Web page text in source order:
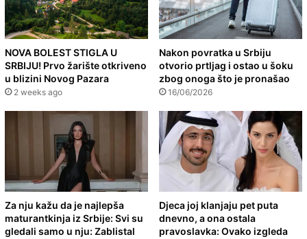
NOVA BOLEST STIGLA U
SRBIJU! Prvo žarište otkriveno
u blizini Novog Pazara
2 weeks ago
Nakon povratka u Srbiju
otvorio prtljag i ostao u šoku
zbog onoga što je pronašao
16/06/2026
Za nju kažu da je najlepša
maturantkinja iz Srbije: Svi su
gledali samo u nju: Zablistal
Djeca joj klanjaju pet puta
dnevno, a ona ostala
pravoslavka: Ovako izgleda